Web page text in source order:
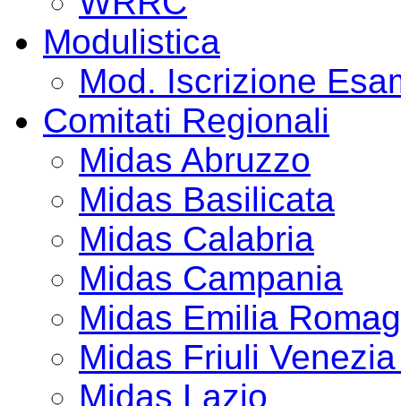
Modulistica
Mod. Iscrizione
Comitati Regionali
Midas Abruzzo
Midas Basilicata
Midas Calabria
Midas Campania
Midas Emilia
Midas Friuli
Midas Lazio